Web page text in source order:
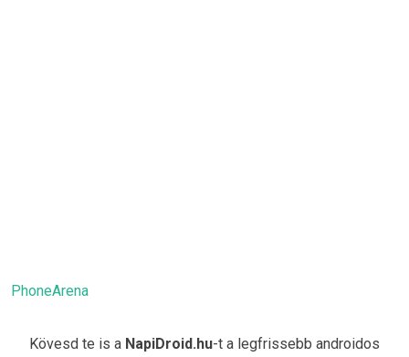
PhoneArena
Kövesd te is a NapiDroid.hu-t a legfrissebb androidos